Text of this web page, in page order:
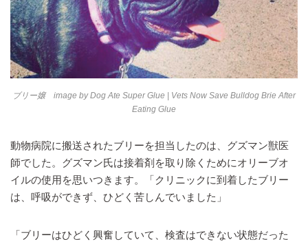
ブリー嬢 image byDog Ate Super Glue | Vets Now Save Bulldog Brie After
Eating Glue
動物病院に搬送されたブリーを担当したのは、グズマン獣医
師でした。グズマン氏は接着剤を取り除くためにオリーブオ
イルの使用を思いつきます。「クリニックに到着したブリー
は、呼吸ができず、ひどく苦しんでいました」
「ブリーはひどく興奮していて、検査はできない状態だった